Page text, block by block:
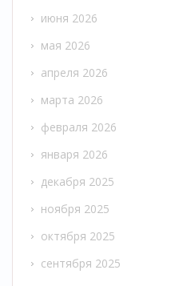
июня 2026
мая 2026
апреля 2026
марта 2026
февраля 2026
января 2026
декабря 2025
ноября 2025
октября 2025
сентября 2025